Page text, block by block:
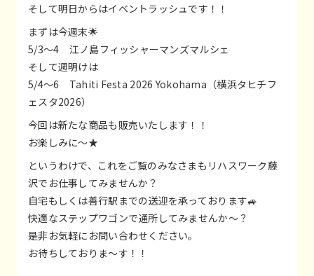
そして明日からはイベントラッシュです！！
まずは今週末🌟
5/3～4 江ノ島フィッシャーマンズマルシェ
そして週明けは
5/4～6 Tahiti Festa 2026 Yokohama（横浜タヒチフ
ェスタ2026）
今回は新たな商品も販売いたします！！
お楽しみに～★
というわけで、これをご覧のみなさまもリハスワーク藤
沢でお仕事してみませんか？
自宅もしくは善行駅までの送迎を承っております🚙
快適なステップワゴンで通所してみませんか～？
是非お気軽にお問い合わせください。
お待ちしておりま～す！！